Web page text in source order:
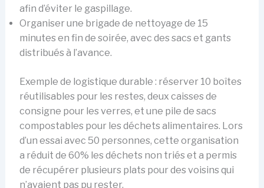
afin d’éviter le gaspillage.
Organiser une brigade de nettoyage de 15
minutes en fin de soirée, avec des sacs et gants
distribués à l’avance.
Exemple de logistique durable : réserver 10 boîtes
réutilisables pour les restes, deux caisses de
consigne pour les verres, et une pile de sacs
compostables pour les déchets alimentaires. Lors
d’un essai avec 50 personnes, cette organisation
a réduit de 60% les déchets non triés et a permis
de récupérer plusieurs plats pour des voisins qui
n’avaient pas pu rester.